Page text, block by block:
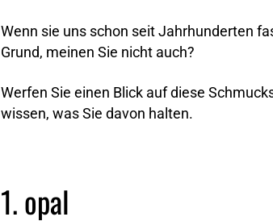
Wenn sie uns schon seit Jahrhunderten
Grund, meinen Sie nicht auch?
Werfen Sie einen Blick auf diese
wissen, was Sie davon halten.
1. opal